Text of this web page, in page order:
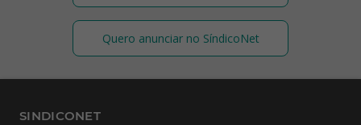
Quero anunciar no SíndicoNet
SINDICONET